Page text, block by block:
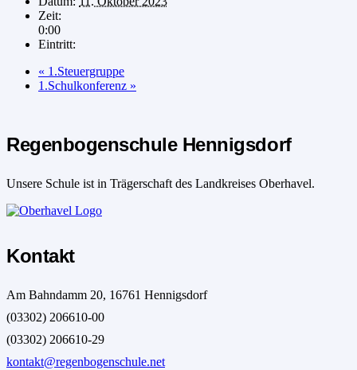
Zeit:
0:00
Eintritt:
« 1.Steuergruppe
1.Schulkonferenz »
Regenbogenschule Hennigsdorf
Unsere Schule ist in Trägerschaft des Landkreises Oberhavel.
Kontakt
Am Bahndamm 20, 16761 Hennigsdorf
(03302) 206610-00
(03302) 206610-29
kontakt@regenbogenschule.net